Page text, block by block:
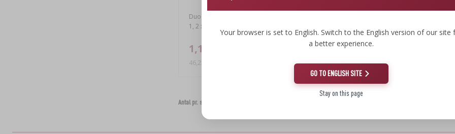
Duo Smør - hvidløgskrydderi og urtekrydderi 2 i
1, 2 x 12g
1,11 €
46,25 EUR/kg
Antal pr. side:
Your browser is set to English. Switch to the English version of our site
a better experience.
GO TO ENGLISH SITE
Stay on this page